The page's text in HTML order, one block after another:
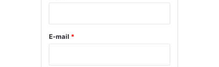
e
E-mail *